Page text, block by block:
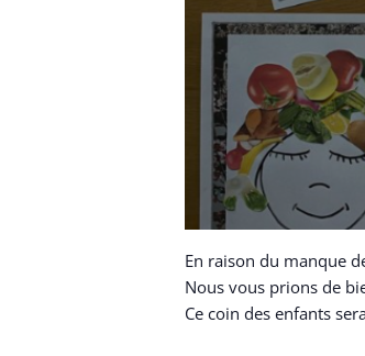
En raison du manque
Nous vous prions de
Ce coin des enfants